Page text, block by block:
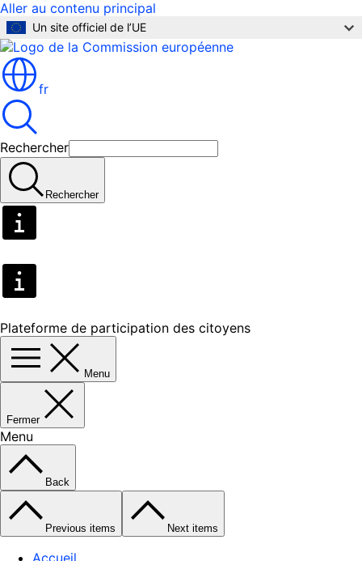
Aller au contenu principal
Un site officiel de l’UE
fr
Rechercher
Rechercher
Plateforme de participation des citoyens
Menu
Fermer
Menu
Back
Previous items Next items
Accueil